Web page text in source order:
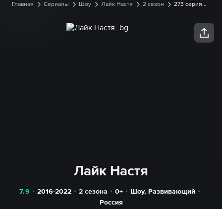
Главная Сериалы Шоу Лайк Настя 2 сезон
273 серия
Лайк Настя
7.9 2016-2022 2 сезона 0+ Шоу, Развивающий
Россия